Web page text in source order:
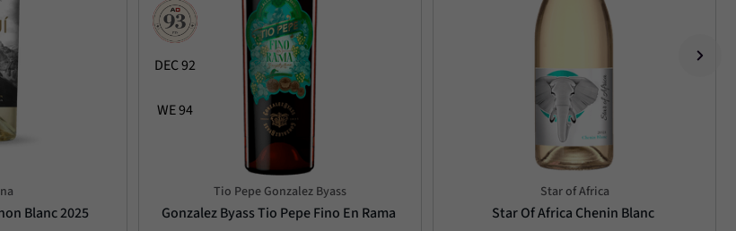
Blanc 2025
DEC 92
WE 94
Tio Pepe Gonzalez Byass
Gonzalez Byass Tio Pepe Fino En Rama
Star of Africa
Star Of Africa Chenin Blanc